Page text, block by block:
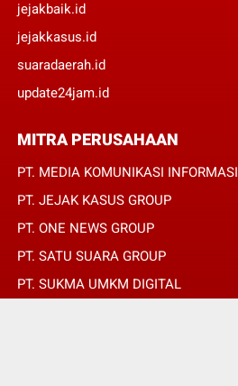
jejakbaik.id
jejakkasus.id
suaradaerah.id
update24jam.id
MITRA PERUSAHAAN
PT. MEDIA KOMUNIKASI INFORMASI
PT. JEJAK KASUS GROUP
PT. ONE NEWS GROUP
PT. SATU SUARA GROUP
PT. SUKMA UMKM DIGITAL